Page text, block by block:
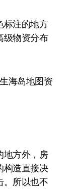
标注的地方
级物资分布
地方外，房
构造直接决
。所以也不